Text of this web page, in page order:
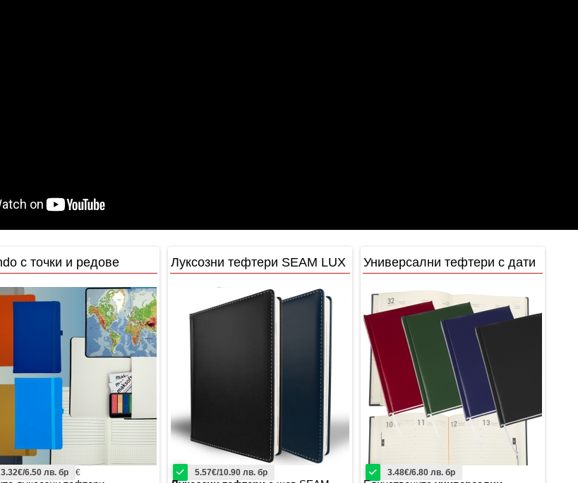
с точки и редове
3.32€/6.50 лв. бр €
Луксозни тефтери SEAM LUX
5.57€/10.90 лв. бр
Универсални тефтери с дати
3.48€/6.80 лв. бр